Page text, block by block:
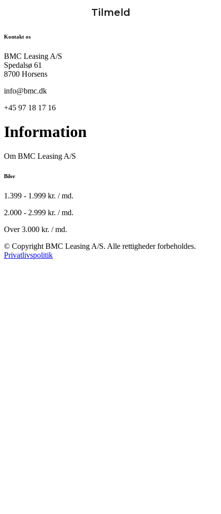
Kontakt os
BMC Leasing A/S
Spedalsø 61
8700 Horsens
info@bmc.dk
+45 97 18 17 16
Information
Om BMC Leasing A/S
Biler
1.399 - 1.999 kr. / md.
2.000 - 2.999 kr. / md.
Over 3.000 kr. / md.
© Copyright BMC Leasing A/S. Alle rettigheder forbeholdes.
Privatlivspolitik